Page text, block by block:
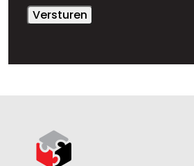
Versturen